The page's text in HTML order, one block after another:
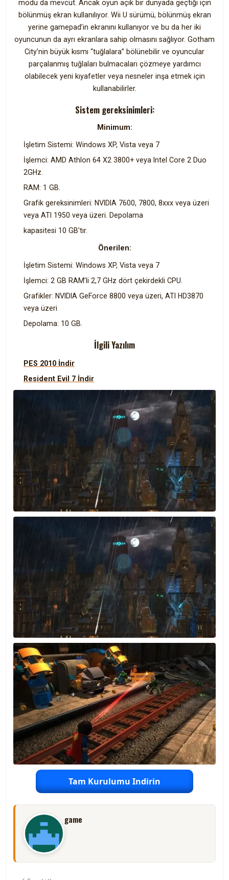
modu da mevcut. Ancak oyun açık bir dünyada geçtiği için
bölünmüş ekran kullanılıyor. Wii U sürümü, bölünmüş ekran
yerine gamepad’in ekranını kullanıyor ve bu da her iki
oyuncunun da ayrı ekranlara sahip olmasını sağlıyor. Gotham
City’nin büyük kısmı “tuğlalara” bölünebilir ve oyuncular
parçalanmış tuğlaları bulmacaları çözmeye yardımcı
olabilecek yeni kıyafetler veya nesneler inşa etmek için
kullanabilirler.
Sistem gereksinimleri:
Minimum:
İşletim Sistemi: Windows XP, Vista veya 7
İşlemci: AMD Athlon 64 X2 3800+ veya Intel Core 2 Duo
2GHz.
RAM: 1 GB.
Grafik gereksinimleri: NVIDIA 7600, 7800, 8xxx veya üzeri
veya ATI 1950 veya üzeri. Depolama
kapasitesi 10 GB’tır.
Önerilen:
İşletim Sistemi: Windows XP, Vista veya 7
İşlemci: 2 GB RAM’li 2,7 GHz dört çekirdekli CPU.
Grafikler: NVIDIA GeForce 8800 veya üzeri, ATI HD3870
veya üzeri
Depolama: 10 GB.
İlgili Yazılım
PES 2010 İndir
Resident Evil 7 İndir
Tam Kurulumu Indirin
game